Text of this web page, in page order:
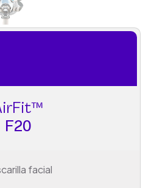
F20
facial